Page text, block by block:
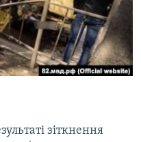
зіткнення